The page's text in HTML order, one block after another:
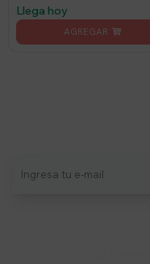
Mamaderas 2 en 1
Llega hoy